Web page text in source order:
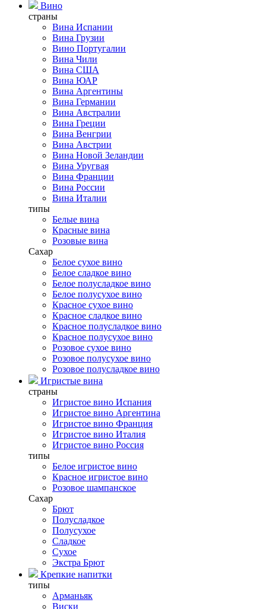
Вино
страны
Вина Испании
Вина Грузии
Вино Португалии
Вина Чили
Вина США
Вина ЮАР
Вина Аргентины
Вина Германии
Вина Австралии
Вина Греции
Вина Венгрии
Вина Австрии
Вина Новой Зеландии
Вина Уругвая
Вина Франции
Вина России
Вина Италии
типы
Белые вина
Красные вина
Розовые вина
Сахар
Белое сухое вино
Белое сладкое вино
Белое полусладкое вино
Белое полусухое вино
Красное сухое вино
Красное сладкое вино
Красное полусладкое вино
Красное полусухое вино
Розовое сухое вино
Розовое полусухое вино
Розовое полусладкое вино
Игристые вина
страны
Игристое вино Испания
Игристое вино Аргентина
Игристое вино Франция
Игристое вино Италия
Игристое вино Россия
типы
Белое игристое вино
Красное игристое вино
Розовое шампанское
Сахар
Брют
Полусладкое
Полусухое
Сладкое
Сухое
Экстра Брют
Крепкие напитки
типы
Арманьяк
Виски